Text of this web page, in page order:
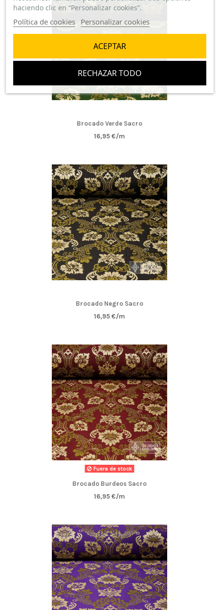
Brocado Verde Sacro
16,95 €/m
Brocado Negro Sacro
16,95 €/m
Fuera de stock
Brocado Burdeos Sacro
16,95 €/m
haciendo clic en “Personalizar cookies”.
Política de cookies Personalizar cookies
RECHAZAR TODO
ACEPTAR